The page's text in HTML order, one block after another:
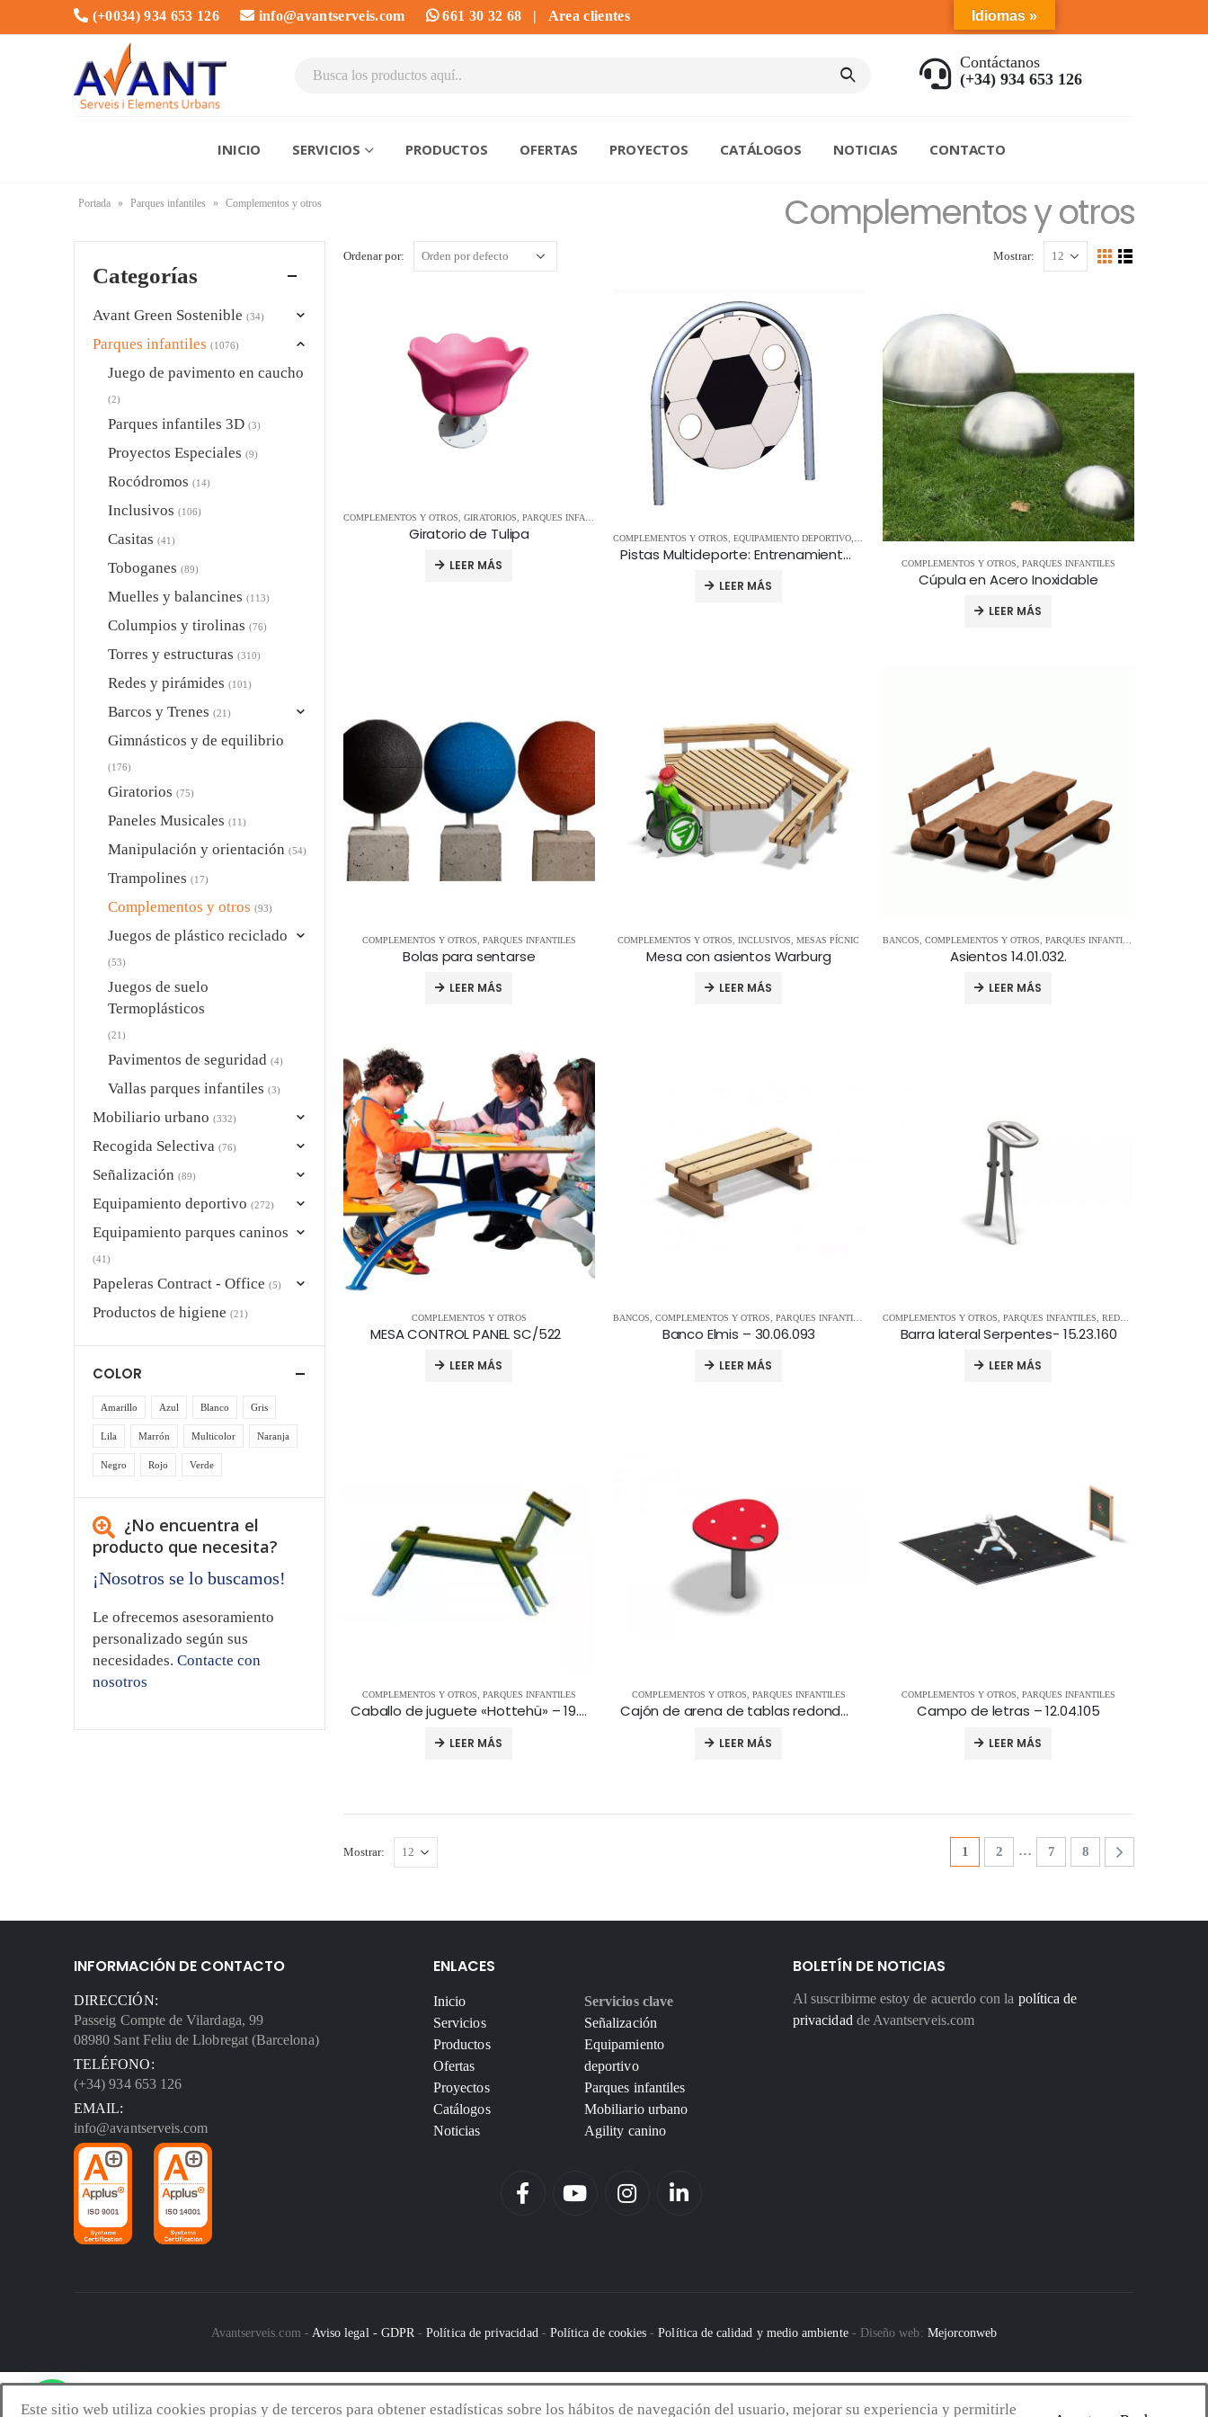
(+0034) 934 653 126 info@avantserveis.com 661 30 32 68 | Area clientes
Contáctanos
(+34) 934 653 126
INICIO SERVICIOS PRODUCTOS OFERTAS PROYECTOS CATÁLOGOS NOTICIAS CONTACTO
Complementos y otros
Portada » Parques infantiles » Complementos y otros
Ordenar por: Mostrar:
COMPLEMENTOS Y OTROS GIRATORIOS PARQUES INFANTILES
Giratorio de Tulipa
LEER MÁS
COMPLEMENTOS Y OTROS EQUIPAMIENTO DEPORTIVO, FÚTBOL Y HANDBOL
Pistas Multideporte: Entrenamiento de Fútbol
LEER MÁS
COMPLEMENTOS Y OTROS PARQUES INFANTILES
Cúpula en Acero Inoxidable
LEER MÁS
COMPLEMENTOS Y OTROS PARQUES INFANTILES
Bolas para sentarse
LEER MÁS
COMPLEMENTOS Y OTROS ,INCLUSIVOS ,MESAS PÍCNIC
Mesa con asientos Warburg
LEER MÁS
BANCOS COMPLEMENTOS Y OTROS PARQUES INFANTILES
Asientos 14.01.032.
LEER MÁS
COMPLEMENTOS Y OTROS
MESA CONTROL PANEL SC/522
LEER MÁS
BANCOS COMPLEMENTOS Y OTROS PARQUES INFANTILES
Banco Elmis – 30.06.093
LEER MÁS
COMPLEMENTOS Y OTROS PARQUES INFANTILES REDES Y PIRÁMIDES
Barra lateral Serpentes- 15.23.160
LEER MÁS
COMPLEMENTOS Y OTROS, PARQUES INFANTILES
Caballo de juguete «Hottehü» – 19.99.99.9008
LEER MÁS
COMPLEMENTOS Y OTROS, PARQUES INFANTILES
Cajón de arena de tablas redondas – 11.12.246
LEER MÁS
COMPLEMENTOS Y OTROS, PARQUES INFANTILES
Campo de letras – 12.04.105
LEER MÁS
Mostrar: 1 2 … 7 8
Categorías
Avant Green Sostenible (34)
Parques infantiles (1076)
Juego de pavimento en caucho
(2)
Parques infantiles 3D (3)
Proyectos Especiales (9)
Rocódromos (14)
Inclusivos (106)
Casitas (41)
Toboganes (89)
Muelles y balancines (113)
Columpios y tirolinas (76)
Torres y estructuras (310)
Redes y pirámides (101)
Barcos y Trenes (21)
Gimnásticos y de equilibrio
(176)
Giratorios (75)
Paneles Musicales (11)
Manipulación y orientación (54)
Trampolines (17)
Complementos y otros (93)
Juegos de plástico reciclado
(53)
Juegos de suelo
Termoplásticos
(21)
Pavimentos de seguridad (4)
Vallas parques infantiles (3)
Mobiliario urbano (332)
Recogida Selectiva (76)
Señalización (89)
Equipamiento deportivo (272)
Equipamiento parques caninos
(41)
Papeleras Contract - Office (5)
Productos de higiene (21)
COLOR
Amarillo Azul Blanco Gris
Lila Marrón Multicolor Naranja
Negro Rojo Verde
¿No encuentra el
producto que necesita?
¡Nosotros se lo buscamos!
Le ofrecemos asesoramiento
personalizado según sus
necesidades. Contacte con
nosotros
INFORMACIÓN DE CONTACTO
DIRECCIÓN:
Passeig Compte de Vilardaga, 99
08980 Sant Feliu de Llobregat (Barcelona)
TELÉFONO:
(+34) 934 653 126
EMAIL:
info@avantserveis.com
ENLACES
Inicio
Servicios
Productos
Ofertas
Proyectos
Catálogos
Noticias
Servicios clave
Señalización
Equipamiento
deportivo
Parques infantiles
Mobiliario urbano
Agility canino
BOLETÍN DE NOTICIAS
Al suscribirme estoy de acuerdo con la política de
privacidad de Avantserveis.com
Avantserveis.com - Aviso legal - GDPR -Política de privacidad - Política de cookies -Política de calidad y medio ambiente- Diseño web: Mejorconweb
Idiomas »
Este sitio web utiliza cookies propias y de terceros para obtener estadísticas sobre los hábitos de navegación del usuario, mejorar su experiencia y permitirle